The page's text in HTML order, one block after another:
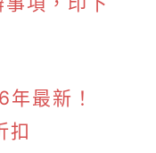
最新！
扣